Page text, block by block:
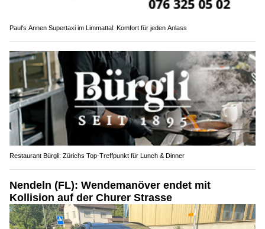
Paul's Annen Supertaxi im Limmattal: Komfort für jeden Anlass
Restaurant Bürgli: Zürichs Top-Treffpunkt für Lunch & Dinner
Nendeln (FL): Wendemanöver endet mit
Kollision auf der Churer Strasse